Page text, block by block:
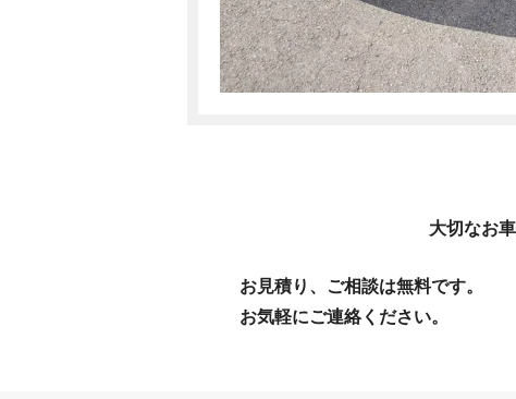
大切なお
お見積り、ご相談は無料です。
お気軽にご連絡ください。